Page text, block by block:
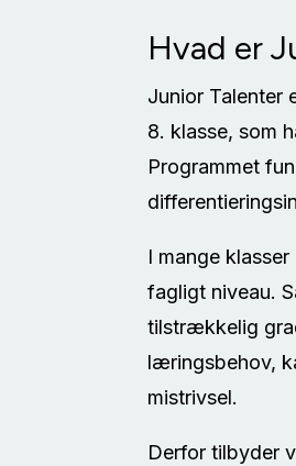
Hvad er
Junior Talenter
8. klasse, som
Programmet
I mange
fagligt niveau.
tilstrækkelig
læringsbehov,
mistrivsel.
Derfor tilbyder